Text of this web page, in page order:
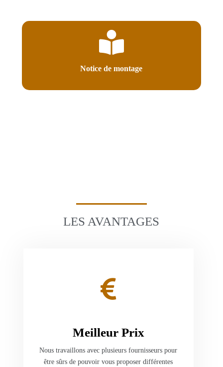
Notice de montage
LES AVANTAGES
Meilleur Prix
Nous travaillons avec plusieurs fournisseurs pour
être sûrs de pouvoir vous proposer différentes